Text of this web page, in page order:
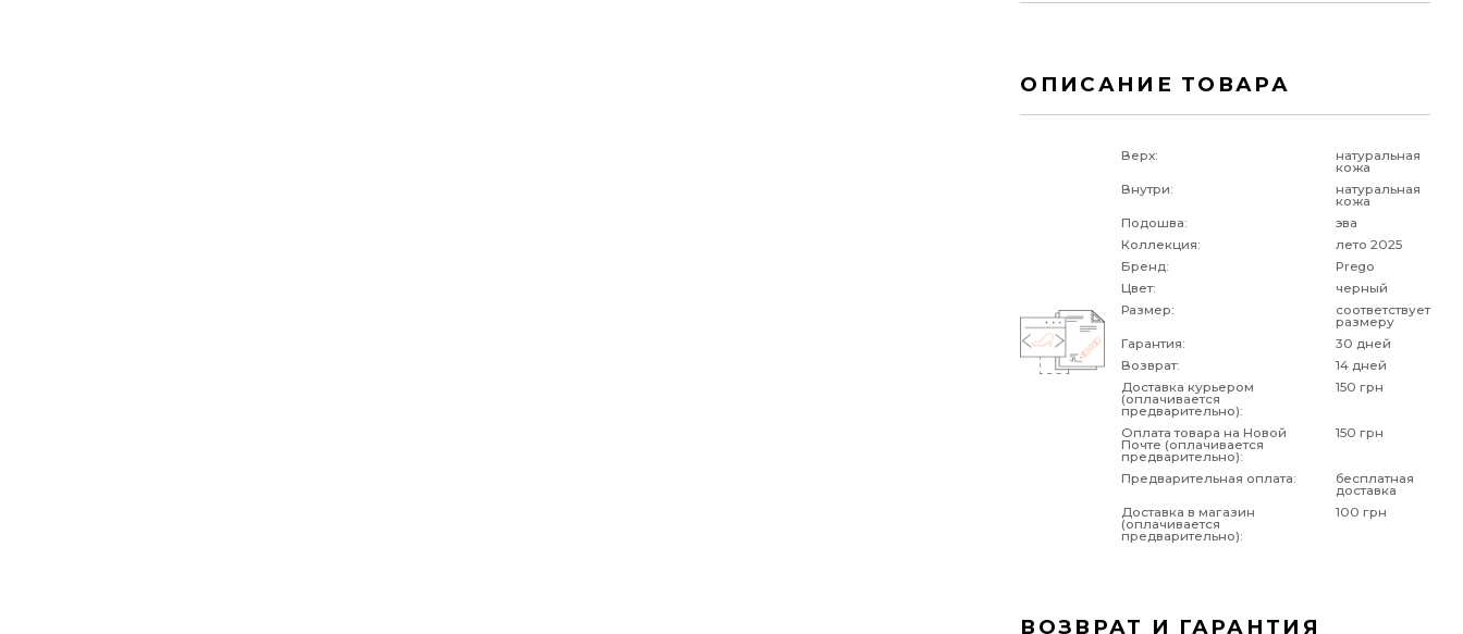
ОПИСАНИЕ ТОВАРА
Верх: натуральная
кожа
Внутри:
натуральная
кожа
Подошва:
эва
Коллекция:
лето 2025
Бренд:
Prego
Цвет:
черный
Размер:
соответствует
размеру
Гарантия:
30 дней
Возврат:
14 дней
Доставка курьером
(оплачивается
предварительно):
150 грн
Оплата товара на Новой
Почте (оплачивается
предварительно):
150 грн
Предварительная оплата: бесплатная
доставка
Доставка в магазин
(оплачивается
предварительно):
100 грн
ВОЗВРАТ И ГАРАНТИЯ